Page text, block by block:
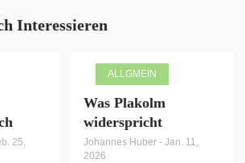
Interessieren
25,
ALLGMEIN
Was Plakolm
widerspricht
Johannes Huber - Jan. 11,
2026